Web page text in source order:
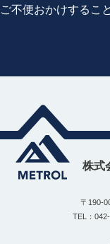
ご不便おかけするこ
株式
〒190-
TEL：